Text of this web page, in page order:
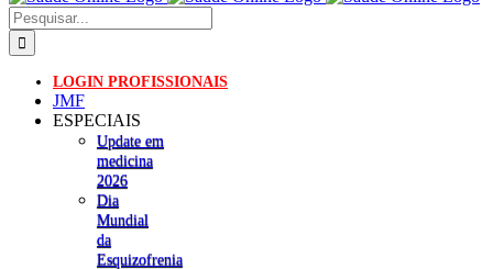
Pesquisar
LOGIN PROFISSIONAIS
JMF
ESPECIAIS
Update em
medicina
2026
Dia
Mundial
da
Esquizofrenia